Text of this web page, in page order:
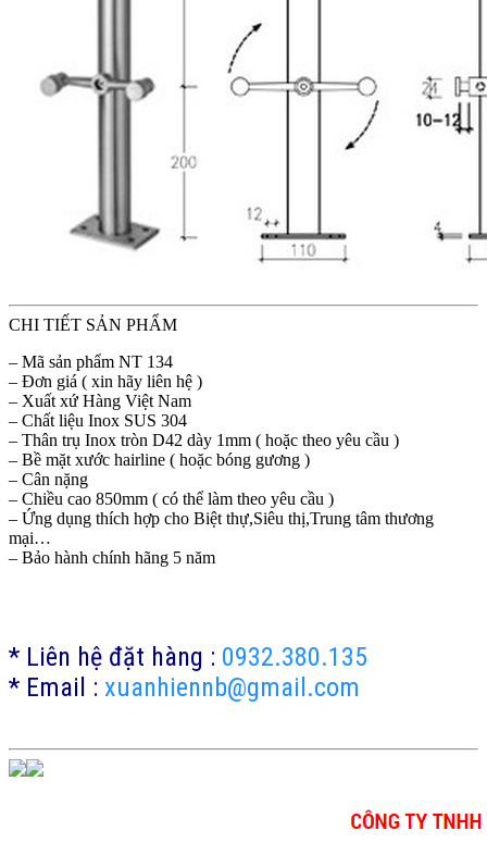
CHI TIẾT SẢN PHẨM
– Mã sản phẩm NT 134
– Đơn giá ( xin hãy liên hệ )
– Xuất xứ Hàng Việt Nam
– Chất liệu Inox SUS 304
– Thân trụ Inox tròn D42 dày 1mm ( hoặc theo yêu cầu )
– Bề mặt xước hairline ( hoặc bóng gương )
– Cân nặng
– Chiều cao 850mm ( có thể làm theo yêu cầu )
– Ứng dụng thích hợp cho Biệt thự,Siêu thị,Trung tâm thương
mại…
– Bảo hành chính hãng 5 năm
* Liên hệ đặt hàng : 0932.380.135
* Email : xuanhiennb@gmail.com